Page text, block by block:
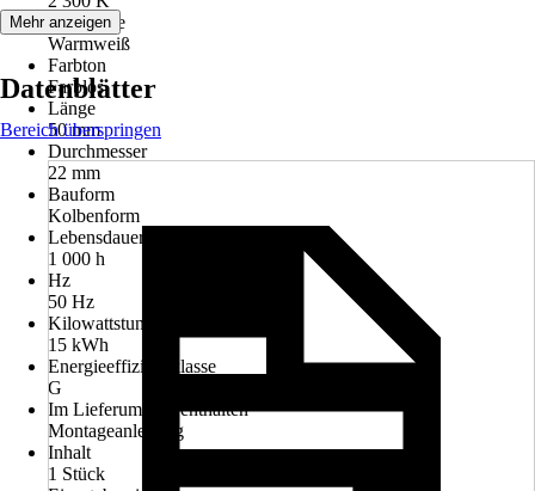
Lichtfarbe
Warmweiß
Farbton
Farblos
Länge
50 mm
Durchmesser
22 mm
Bauform
Kolbenform
Lebensdauer
1 000 h
Hz
50 Hz
Kilowattstunden/1000h
15 kWh
Energieeffizienzklasse
G
Im Lieferumfang enthalten
Montageanleitung
Inhalt
1 Stück
Mehr anzeigen
Datenblätter
Bereich überspringen